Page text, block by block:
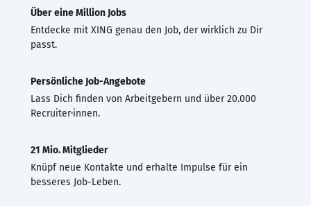
Über eine Million Jobs
Entdecke mit XING genau den Job, der wirklich zu Dir
passt.
Persönliche Job-Angebote
Lass Dich finden von Arbeitgebern und über 20.000
Recruiter·innen.
21 Mio. Mitglieder
Knüpf neue Kontakte und erhalte Impulse für ein
besseres Job-Leben.